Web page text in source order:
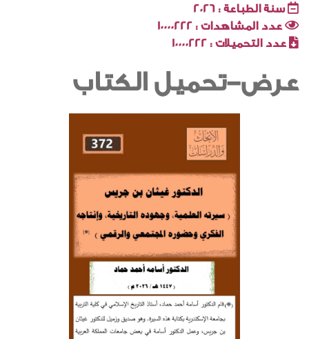
سنة الطباعة : 2026
عدد المشاهدات : 10000222
عدد التحميلات : 10000222
عرض-تحميل الكتاب